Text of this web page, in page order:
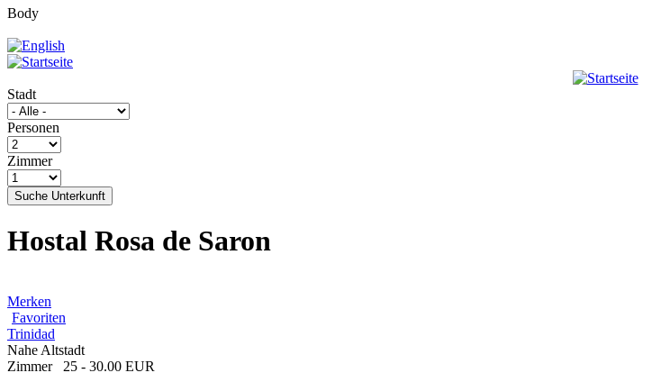
Body
Stadt
Personen
Zimmer
Suche Unterkunft
Hostal Rosa de Saron
Merken
Favoriten
Trinidad
Nahe Altstadt
Zimmer
25 - 30.00 EUR